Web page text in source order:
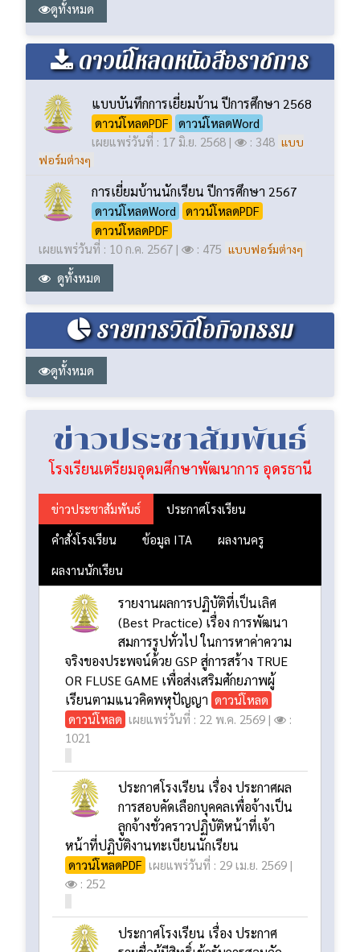
ปฏิบัติหน้าที่ทำการสอน ภาคเรียนที่ 2 ปีการศึกษา
2568 (เพิ่มเติมครั้งที่1)
เผยแพร่วันที่ : 2 ธ.ค. 2568 |
: 428 คำสั่งโรงเรียน
ดูทั้งหมด
ดาวน์โหลดหนังสือราชการ
ดาวน์โหลดPDF
ดาวน์โหลดWord
เผยแพร่วันที่ : 17 มิ.ย. 2568 |
: 348
ฟอร์มต่างๆ
การเยี่ยมบ้านนักเรียน ปีการศึกษา 2567
ดาวน์โหลดWord
ดาวน์โหลดPDF
เผยแพร่วันที่ : 10 ก.ค. 2567 |
: 475 แบบฟอร์มต่างๆ
ดูทั้งหมด
รายการวิดีโอกิจกรรม
ดูทั้งหมด
ข่าวประชาสัมพันธ์
โรงเรียนเตรียมอุดมศึกษาพัฒนาการ อุดรธานี
ข่าวประชาสัมพันธ์
คำสั่งโรงเรียน
ข้อมูล ITA
ผลงานครู
ผลงานนักเรียน
รายงานผลการปฏิบัติที่เป็นเลิศ
(Best Practice) เรื่อง การพัฒนา
สมการรูปทั่วไป ในการหาค่าความ
จริงของประพจน์ด้วย GSP สู่การสร้าง TRUE
OR FLUSE GAME เพื่อส่งเสริมศักยภาพผู้
เรียนตามแนวคิดพหุปัญญา
ดาวน์โหลด เผยแพร่วันที่ : 22 พ.ค. 2569 |
:
1021
ประกาศโรงเรียน เรื่อง ประกาศผล
การสอบคัดเลือกบุคคลเพื่อจ้างเป็น
หน้าที่ปฏิบัติงานทะเบียนนักเรียน
ดาวน์โหลดPDF เผยแพร่วันที่ : 29 เม.ย. 2569 |
: 252